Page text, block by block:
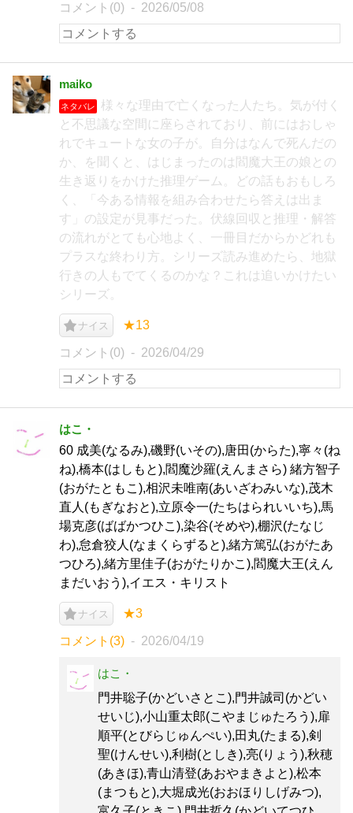
コメント(0) 2026/05/08
maiko
ネタバレ
様々な理由で亡くなった人たち。気が付く
と不思議な空間に座らされており、前にはおしゃ
れでキュートな女の子が。自分はなんで死んだの
か、を聞くと、はじまったのは閻魔大王の娘との
生き返りをかけた推理ゲーム。どの話もおもしろ
く、「今ある情報を組み合わせたら答えは出ま
す」の設定が見事だった。伏線回収と推理・解答
の流れがとても心地よく、一冊目だからかどれも
プラスな終わり方。シリーズ読み進めたら、地獄
行きの人もでてくるのかな？これは追いかけたい
シリーズ。
ナイス ★13
コメント(0) 2026/04/29
はこ・
60 成美(なるみ),磯野(いその),唐田(からた),寧々(ね
ね),橋本(はしもと),閻魔沙羅(えんまさら) 緒方智子
(おがたともこ),相沢未唯南(あいざわみいな),茂木
直人(もぎなおと),立原令一(たちはられいいち),馬
場克彦(ばばかつひこ),染谷(そめや),棚沢(たなじ
わ),怠倉狡人(なまくらずると),緒方篤弘(おがたあ
つひろ),緒方里佳子(おがたりかこ),閻魔大王(えん
まだいおう),イエス・キリスト
ナイス ★3
コメント(3) 2026/04/19
はこ・
門井聡子(かどいさとこ),門井誠司(かどい
せいじ),小山重太郎(こやまじゅたろう),扉
順平(とびらじゅんぺい),田丸(たまる),剣
聖(けんせい),利樹(としき),亮(りょう),秋穂
(あきほ),青山清登(あおやまきよと),松本
(まつもと),大堀成光(おおほりしげみつ),